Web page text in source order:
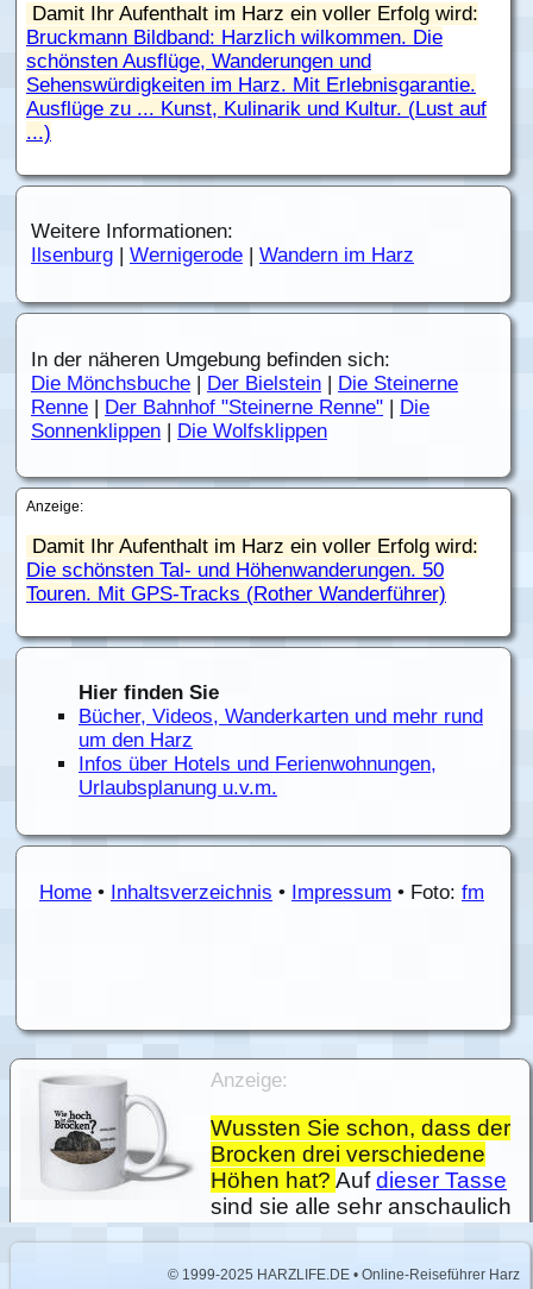
Damit Ihr Aufenthalt im Harz ein voller Erfolg wird:
Bruckmann Bildband: Harzlich wilkommen. Die
schönsten Ausflüge, Wanderungen und
Sehenswürdigkeiten im Harz. Mit Erlebnisgarantie.
Ausflüge zu ... Kunst, Kulinarik und Kultur. (Lust auf
...)
Weitere Informationen:
Ilsenburg
Wernigerode Wandern im Harz
In der näheren Umgebung befinden sich:
Die Mönchsbuche | Der Bielstein | Die Steinerne
Renne | Der Bahnhof "Steinerne Renne" | Die
Sonnenklippen | Die Wolfsklippen
Anzeige:
Damit Ihr Aufenthalt im Harz ein voller Erfolg wird:
Die schönsten Tal- und Höhenwanderungen. 50
Touren. Mit GPS-Tracks (Rother Wanderführer)
Hier finden Sie
Bücher, Videos, Wanderkarten und mehr rund
um den Harz
Infos über Hotels und Ferienwohnungen,
Urlaubsplanung u.v.m.
Home • Inhaltsverzeichnis • Impressum • Foto: fm